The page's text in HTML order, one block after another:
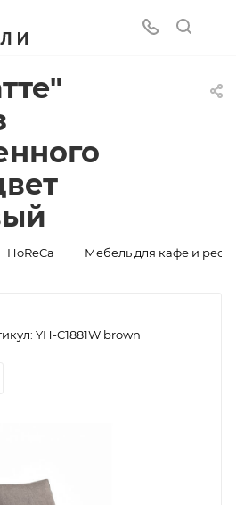
HoReCa — Мебель для кафе и
YH-C1881W brown